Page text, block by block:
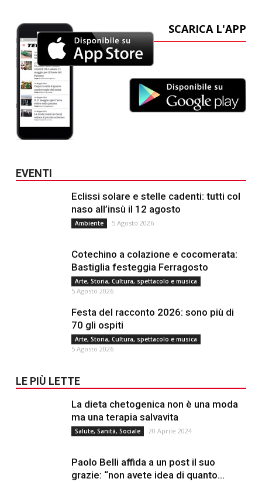
SCARICA L'APP
EVENTI
Eclissi solare e stelle cadenti: tutti col
naso all’insù il 12 agosto
Ambiente 5 Agosto 2026
Cotechino a colazione e cocomerata:
Bastiglia festeggia Ferragosto
Arte, Storia, Cultura, spettacolo e musica
5 Agosto 2026
Festa del racconto 2026: sono più di
70 gli ospiti
Arte, Storia, Cultura, spettacolo e musica
5 Agosto 2026
LE PIÙ LETTE
La dieta chetogenica non è una moda
ma una terapia salvavita
Salute, Sanità, Sociale 20 Aprile 2024
Paolo Belli affida a un post il suo
grazie: “non avete idea di quanto...